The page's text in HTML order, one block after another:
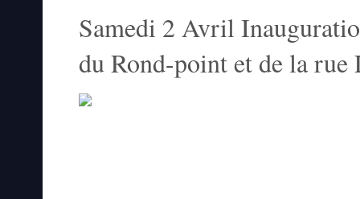
Samedi 2 Avril
du Rond-point et de la